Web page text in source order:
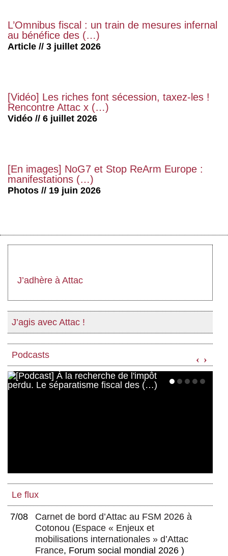
L’Omnibus fiscal : un train de mesures infernal
au bénéfice des (…)
Article // 3 juillet 2026
[Vidéo] Les riches font sécession, taxez-les !
Rencontre Attac x (…)
Vidéo // 6 juillet 2026
[En images] NoG7 et Stop ReArm Europe :
manifestations (…)
Photos // 19 juin 2026
J’adhère à Attac
J’agis avec Attac !
Podcasts ‹ ›
Le flux
7/08
Carnet de bord d’Attac au FSM 2026 à
Cotonou (Espace « Enjeux et
mobilisations internationales » d’Attac
France, Forum social mondial 2026 )